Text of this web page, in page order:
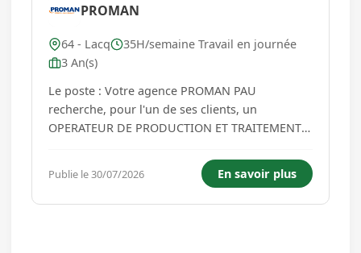
PROMAN
64 - Lacq
35H/semaine Travail en journée
3 An(s)
Le poste : Votre agence PROMAN PAU
recherche, pour l'un de ses clients, un
OPERATEUR DE PRODUCTION ET TRAITEMENT
possible. Lieu de mission : LACQ (64)
L'Opérateur Production et Traitement Eaux
conduit les moyens de production et Traitement
Publie le 30/07/2026 En savoir plus